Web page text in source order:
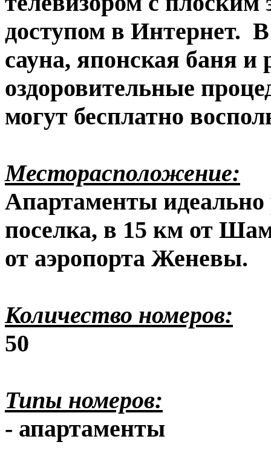
доступом в Интернет. В
сауна, японская баня
оздоровительные
могут бесплатно
Месторасположение:
Апартаменты
поселка, в 15 км от
от аэропорта Женевы.
Количество номеров:
50
Типы номеров:
- апартаменты